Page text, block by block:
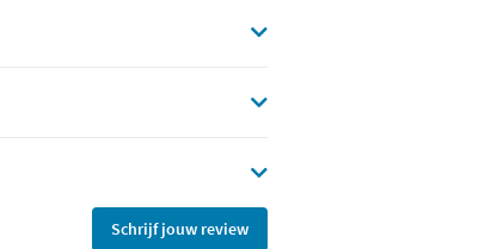
Schrijf jouw review